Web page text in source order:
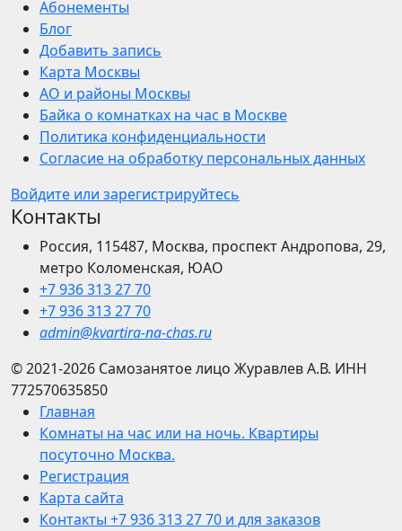
Абонементы
Блог
Добавить запись
Карта Москвы
АО и районы Москвы
Байка о комнатках на час в Москве
Политика конфиденциальности
Согласие на обработку персональных данных
Войдите или зарегистрируйтесь
Контакты
Россия, 115487, Москва, проспект Андропова, 29,
метро Коломенская, ЮАО
+7 936 313 27 70
+7 936 313 27 70
admin@kvartira-na-chas.ru
© 2021-2026 Самозанятое лицо Журавлев А.В. ИНН
772570635850
Главная
Комнаты на час или на ночь. Квартиры
посуточно Москва.
Регистрация
Карта сайта
Контакты +7 936 313 27 70 и для заказов